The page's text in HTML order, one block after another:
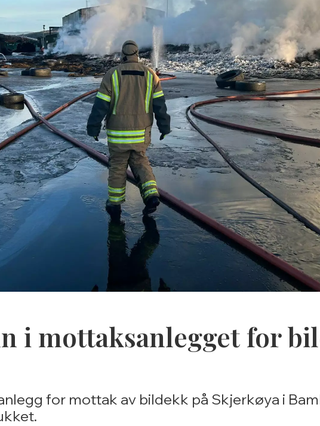
i mottaksanlegget for
for mottak av bildekk på Skjerkøya i